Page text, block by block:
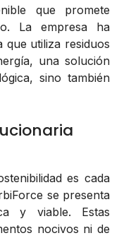
que promete
La empresa ha
que utiliza residuos
una solución
sino también
es cada
se presenta
y viable. Estas
nocivos ni de